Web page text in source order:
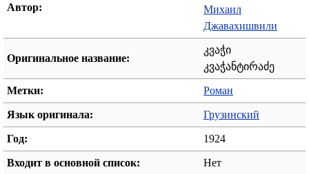
Автор:
Михаил
Джавахишвили
Оригинальное название:
კვაჭი
კვაჭანტირაძე
Метки: Роман
Язык оригинала: Грузинский
Год: 1924
Входит в основной список: Нет